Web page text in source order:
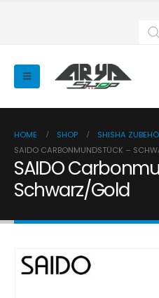
search
HOME SHOP SHISHA
SAIDO CARBONMUNDSTÜCK –
SAIDO
Schwarz/Gold